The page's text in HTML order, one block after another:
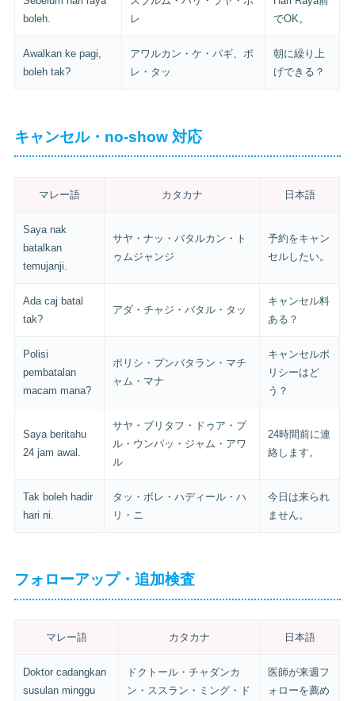
boleh.
レ
でOK。
Awalkan ke pagi,
boleh tak?
アワルカン・ケ・パギ、ボ
レ・タッ
朝に繰り上
げできる？
キャンセル・no-show 対応
マレー語 カタカナ 日本語
Saya nak
batalkan
temujanji.
サヤ・ナッ・バタルカン・ト
ゥムジャンジ
予約をキャン
セルしたい。
Ada caj batal
tak?
アダ・チャジ・バタル・タッ
キャンセル料
ある？
Polisi
pembatalan
macam mana?
ポリシ・プンバタラン・マチ
ャム・マナ
キャンセルポ
リシーはど
う？
Saya beritahu
24 jam awal.
サヤ・ブリタフ・ドゥア・プ
ル・ウンパッ・ジャム・アワ
ル
24時間前に連
絡します。
Tak boleh hadir
hari ni.
タッ・ボレ・ハディール・ハ
リ・ニ
今日は来られ
ません。
フォローアップ・追加検査
マレー語 カタカナ 日本語
Doktor cadangkan
susulan minggu
ドクトール・チャダンカ
ン・ススラン・ミング・ド
医師が来週フ
ォローを薦め